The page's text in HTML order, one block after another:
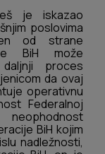
je iskazao
poslovima
od strane
BiH može
proces
da ovaj
operativnu
Federalnoj
BiH kojim
nadležnosti,